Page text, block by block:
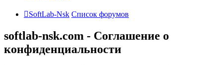
SoftLab-Nsk Список форумов
softlab-nsk.com - Соглашение о
конфиденциальности